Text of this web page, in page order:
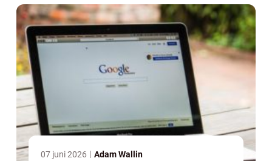
07 juni 2026 Adam Wallin